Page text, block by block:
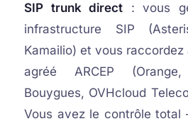
SIP trunk direct : vous
infrastructure SIP
Kamailio) et vous raccordez
agréé ARCEP
Bouygues, OVHcloud
Vous avez le contrôle